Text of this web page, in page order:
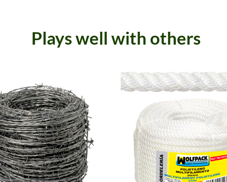
Plays well with others